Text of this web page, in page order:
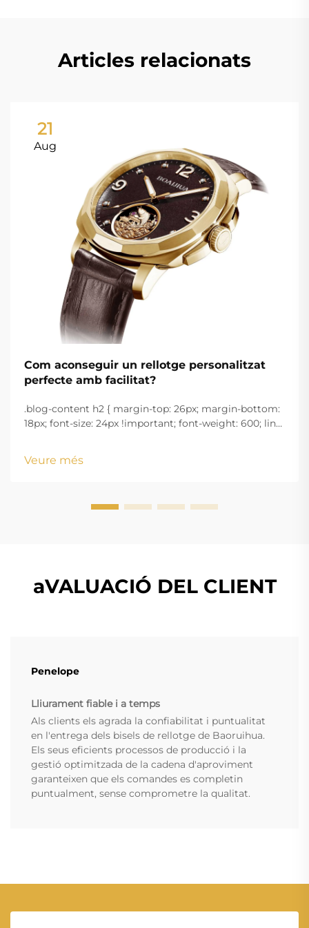
Articles relacionats
21
Aug
Com aconseguir un rellotge personalitzat
perfecte amb facilitat?
.blog-content h2 { margin-top: 26px; margin-bottom:
18px; font-size: 24px !important; font-weight: 600; line-
w...
Veure més
aVALUACIÓ DEL CLIENT
Penelope
Lliurament fiable i a temps
Als clients els agrada la confiabilitat i puntualitat
en l'entrega dels bisels de rellotge de Baoruihua.
Els seus eficients processos de producció i la
gestió optimitzada de la cadena d'aproviment
garanteixen que els comandes es completin
puntualment, sense comprometre la qualitat.